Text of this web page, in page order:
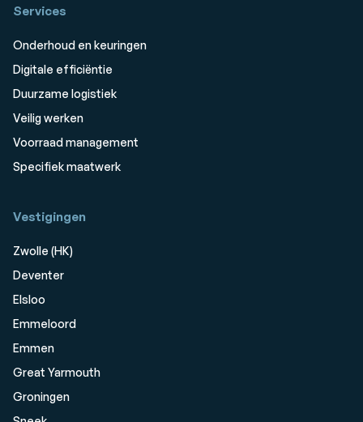
Services
Onderhoud en keuringen
Digitale efficiëntie
Duurzame logistiek
Veilig werken
Voorraad management
Specifiek maatwerk
Vestigingen
Zwolle (HK)
Deventer
Elsloo
Emmeloord
Emmen
Great Yarmouth
Groningen